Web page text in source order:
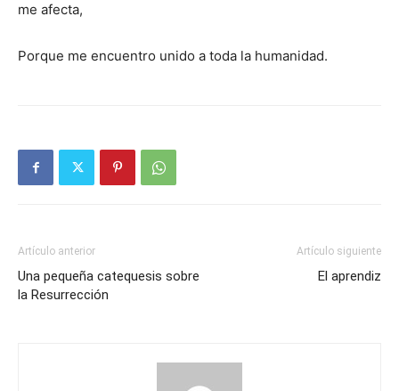
me afecta,
Porque me encuentro unido a toda la humanidad.
Artículo anterior
Una pequeña catequesis sobre
la Resurrección
Artículo siguiente
El aprendiz